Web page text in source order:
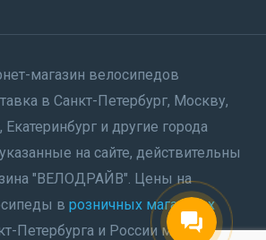
магазин велосипедов
в Санкт-Петербург, Москву,
и другие города
на сайте, действительны
"ВЕЛОДРАЙВ". Цены на
в розничных магазинах
Петербурга и России могут